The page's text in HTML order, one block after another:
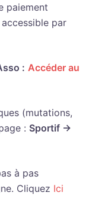
paiement
accessible par
: Accéder au
(mutations,
: Sportif →
à pas
Cliquez Ici